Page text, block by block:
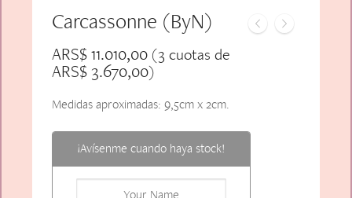
Carcassonne (ByN)
ARS$11.010,00(3 cuotas de
ARS$3.670,00)
Medidas aproximadas: 9,5cm x 2cm.
¡Avísenme cuando haya stock!